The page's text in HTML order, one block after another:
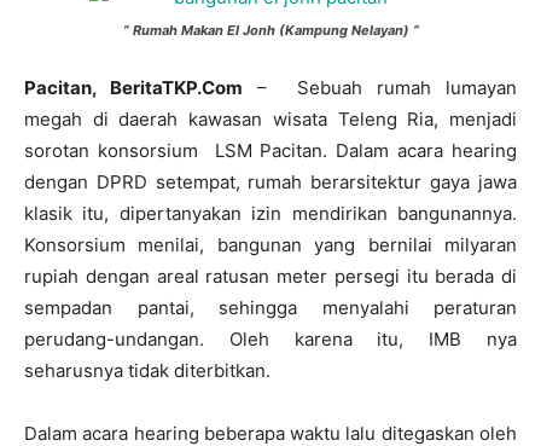
” Rumah Makan El Jonh (Kampung Nelayan) “
Pacitan, BeritaTKP.Com – Sebuah rumah lumayan
megah di daerah kawasan wisata Teleng Ria, menjadi
sorotan konsorsium LSM Pacitan. Dalam acara hearing
dengan DPRD setempat, rumah berarsitektur gaya jawa
klasik itu, dipertanyakan izin mendirikan bangunannya.
Konsorsium menilai, bangunan yang bernilai milyaran
rupiah dengan areal ratusan meter persegi itu berada di
sempadan pantai, sehingga menyalahi peraturan
perudang-undangan. Oleh karena itu, IMB nya
seharusnya tidak diterbitkan.
Dalam acara hearing beberapa waktu lalu ditegaskan oleh